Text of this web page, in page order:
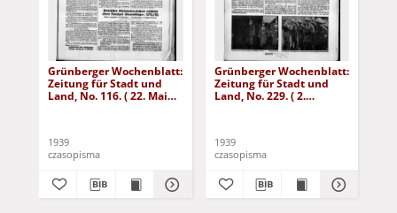
Grünberger Wochenblatt:
Zeitung für Stadt und
Land, No. 116. ( 22. Mai
1939
czasopisma
Grünberger Wochenblatt:
Zeitung für Stadt und
Land, No. 229. ( 2.
1939
czasopisma